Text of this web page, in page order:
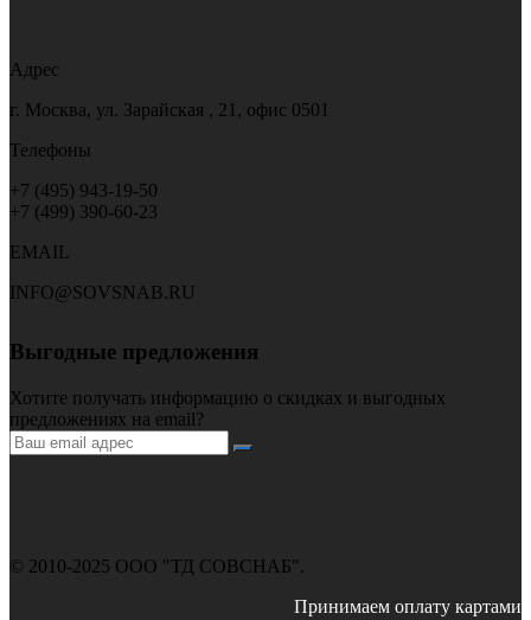
Адрес
г. Москва, ул. Зарайская , 21, офис 0501
Телефоны
+7 (495) 943-19-50
+7 (499) 390-60-23
EMAIL
INFO@SOVSNAB.RU
Выгодные предложения
Хотите получать информацию о скидках и выгодных
предложениях на email?
© 2010-2025 ООО "ТД СОВСНАБ".
Принимаем оплату картами